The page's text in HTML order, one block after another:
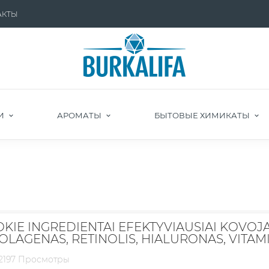
АРОМАТЫ БЫТОВЫЕ ХИМИКАТЫ
INGREDIENTAI EFEKTYVIAUSIAI
RETINOLIS, HIALURONAS,
Просмотры